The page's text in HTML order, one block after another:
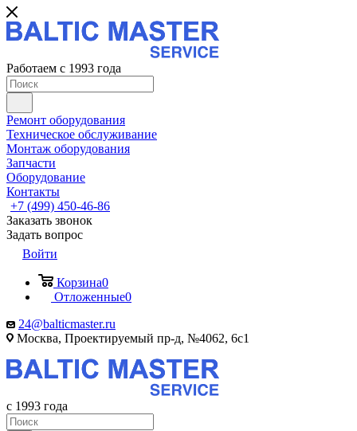
Работаем с 1993 года
Ремонт оборудования
Техническое обслуживание
Монтаж оборудования
Запчасти
Оборудование
Контакты
+7 (499) 450-46-86
Заказать звонок
Задать вопрос
Войти
Корзина0
Отложенные0
24@balticmaster.ru
Москва, Проектируемый пр-д, №4062, 6с1
с 1993 года